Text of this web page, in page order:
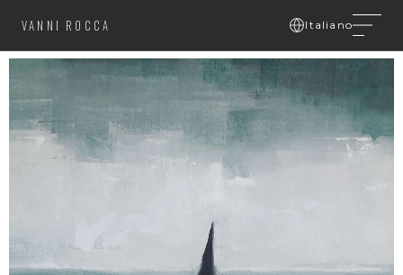
VANNI ROCCA Italiano